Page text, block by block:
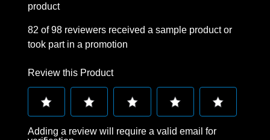
product
82 of 98 reviewers received a sample product or
took part in a promotion
Review this Product
Adding a review will require a valid email for